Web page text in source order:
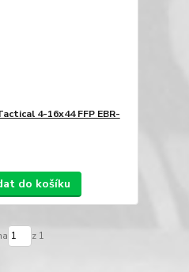
4-16x44 FFP EBR-
do košíku
z 1